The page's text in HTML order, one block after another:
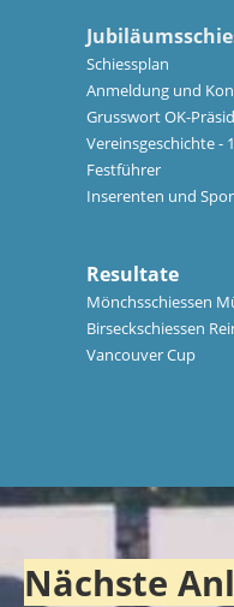
Schiessplan
Anmeldung und
Grusswort OK-
Vereinsgeschichte -
Festführer
Inserenten und
Resultate
Mönchsschiessen
Birseckschiessen
Vancouver Cup
Nächste